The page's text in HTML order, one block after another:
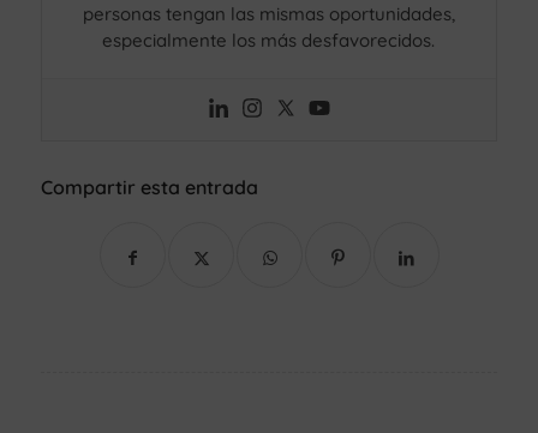
personas tengan las mismas oportunidades,
especialmente los más desfavorecidos.
Compartir esta entrada